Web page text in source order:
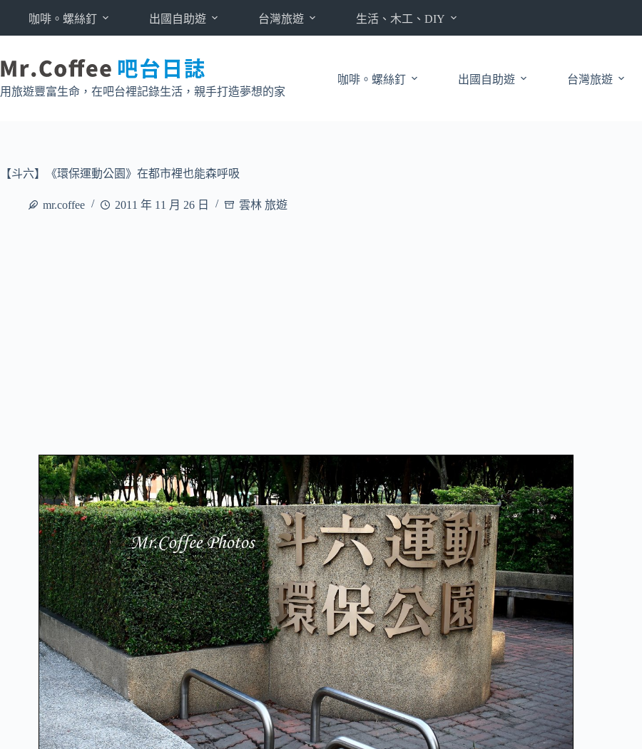
要
內
容
咖啡。螺絲釘 出國自助遊 台灣旅遊 生活、木工、DIY
用旅遊豐富生命，在吧台裡記錄生活，親手打造夢想的家
咖啡。螺絲釘 出國自助遊 台灣旅遊
【斗六】《環保運動公園》在都市裡也能森呼吸
mr.coffee 2011 年 11 月 26 日 雲林 旅遊